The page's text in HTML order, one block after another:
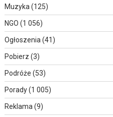
Muzyka (125)
NGO (1 056)
Ogłoszenia (41)
Pobierz (3)
Podróże (53)
Porady(1 005)
Reklama (9)